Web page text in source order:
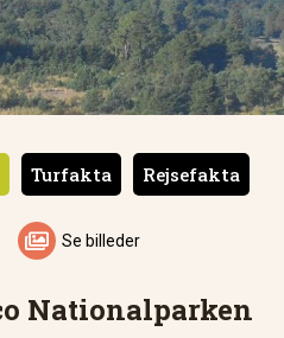
Turfakta Rejsefakta
 Se billeder
Nationalparken